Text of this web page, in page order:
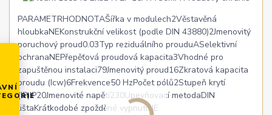
PARAMETRHODNOTAŠířka v modulech2Věstavěná
hloubkaNEKonstrukční velikost (podle DIN 43880)2Jmenovitý
poruchový proud0.03Typ reziduálního prouduASelektivní
ochranaNEPřepěťová proudová kapacita3Vhodné pro
zapuštěnou instalaci79Jmenovitý proud16Zkratová kapacita
proudu (Icw)6Frekvence50 HzPočet pólů2Stupeň krytí
(IP)IP20Jmenovité napětí230Upevňovací metodaDIN
lištaKrátkodobé zpožděné vypnutíNE